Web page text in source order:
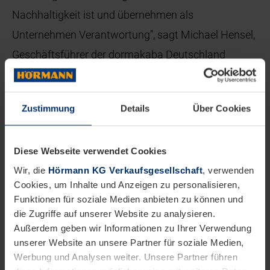
Zustimmung Details Über Cookies
Diese Webseite verwendet Cookies
Wir, die Hörmann KG Verkaufsgesellschaft, verwenden
Cookies, um Inhalte und Anzeigen zu personalisieren,
Funktionen für soziale Medien anbieten zu können und
die Zugriffe auf unserer Website zu analysieren.
Außerdem geben wir Informationen zu Ihrer Verwendung
unserer Website an unsere Partner für soziale Medien,
Werbung und Analysen weiter. Unsere Partner führen
Nachhaltigkeit ist und übernehmen als
Unternehmen Verantwortung”, sagt Michael Hensel,
Geschäftsführer der dormakaba Deutschland
GmbH.
„Für uns ist das ein wichtiger und richtiger Schritt,
der uns in unserem Handeln bestärkt. Wir hoffen auf
viele weitere Nachahmer und Mitstreiter, denn nur
gemeinsam können wir das Ziel erreichen, unseren
ökologischen Fußabdruck so klein wie möglich zu
halten”, sagt Hörmann.
Mehr zum Thema Nachhaltigkeit bei Hörmann
erfahren Sie unterwww.hoermann.com.